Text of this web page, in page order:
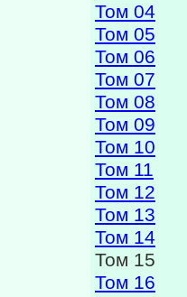
Том 04
Том 05
Том 06
Том 07
Том 08
Том 09
Том 10
Том 11
Том 12
Том 13
Том 14
Том 15
Том 16